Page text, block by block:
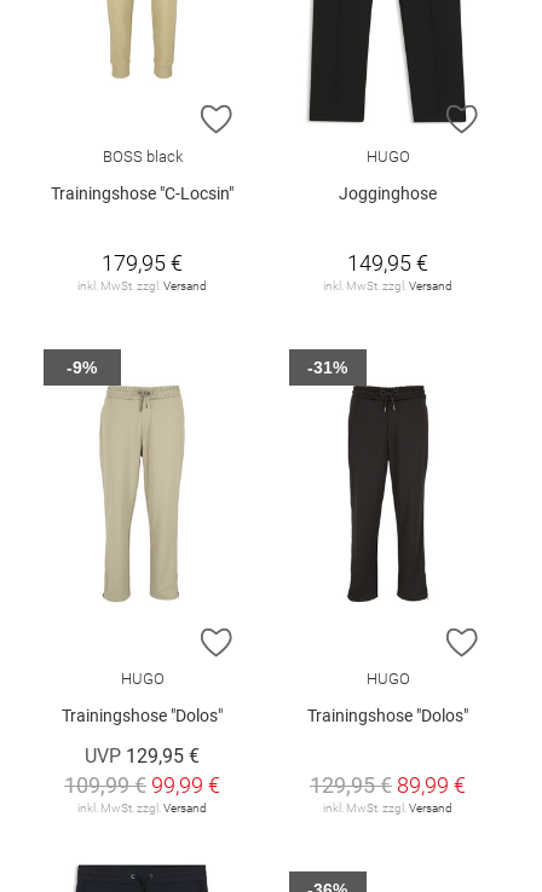
ZUR WUNSCHLISTE HINZUFÜGEN
BOSS black
Trainingshose "C-Locsin"
179,95 €
inkl. MwSt. zzgl. Versand
ZUR
HUGO
Jogginghose
149,95 €
inkl. MwSt. zzgl. Versand
ZUR WUNSCHLISTE HINZUFÜGEN
HUGO
Trainingshose "Dolos"
UVP 129,95 €
109,99 € 99,99 €
inkl. MwSt. zzgl.Versand
-9%
ZUR
HUGO
Trainingshose "Dolos"
129,95 € 89,99 €
inkl. MwSt. zzgl.Versand
-31%